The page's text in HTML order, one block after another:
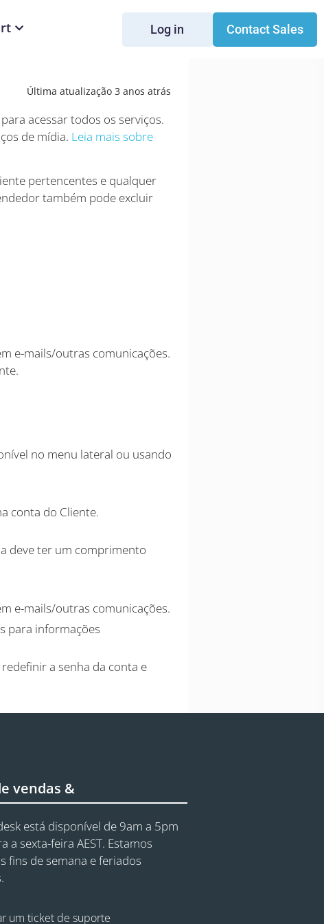
Log in Contact Sales
Última atualização 3 anos atrás
acessar todos os serviços.
de mídia. Leia mais sobre
pertencentes e qualquer
também pode excluir
e-mails/outras comunicações.
no menu lateral ou usando
conta do Cliente.
deve ter um comprimento
e-mails/outras comunicações.
para informações
a senha da conta e
vendas &
está disponível de 9am a 5pm
a sexta-feira AEST. Estamos
fins de semana e feriados
um ticket de suporte